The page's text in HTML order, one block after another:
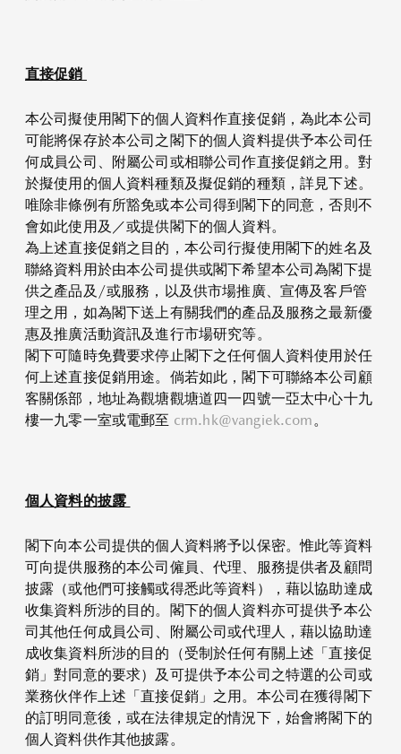
直接促銷
本公司擬使用閣下的個人資料作直接促銷，為此本公司
可能將保存於本公司之閣下的個人資料提供予本公司任
何成員公司、附屬公司或相聯公司作直接促銷之用。對
於擬使用的個人資料種類及擬促銷的種類，詳見下述。
唯除非條例有所豁免或本公司得到閣下的同意，否則不
會如此使用及／或提供閣下的個人資料。
為上述直接促銷之目的，本公司行擬使用閣下的姓名及
聯絡資料用於由本公司提供或閣下希望本公司為閣下提
供之產品及/或服務，以及供市場推廣、宣傳及客戶管
理之用，如為閣下送上有關我們的產品及服務之最新優
惠及推廣活動資訊及進行市場研究等。
閣下可隨時免費要求停止閣下之任何個人資料使用於任
何上述直接促銷用途。倘若如此，閣下可聯絡本公司顧
客關係部，地址為觀塘觀塘道四一四號一亞太中心十九
樓一九零一室或電郵至 crm.hk@vangiek.com。
個人資料的披露
閣下向本公司提供的個人資料將予以保密。惟此等資料
可向提供服務的本公司僱員、代理、服務提供者及顧問
披露（或他們可接觸或得悉此等資料），藉以協助達成
收集資料所涉的目的。閣下的個人資料亦可提供予本公
司其他任何成員公司、附屬公司或代理人，藉以協助達
成收集資料所涉的目的（受制於任何有關上述「直接促
銷」對同意的要求）及可提供予本公司之特選的公司或
業務伙伴作上述「直接促銷」之用。本公司在獲得閣下
的訂明同意後，或在法律規定的情況下，始會將閣下的
個人資料供作其他披露。